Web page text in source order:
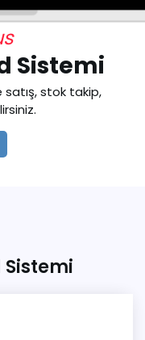
Sistemi
satış, stok takip,